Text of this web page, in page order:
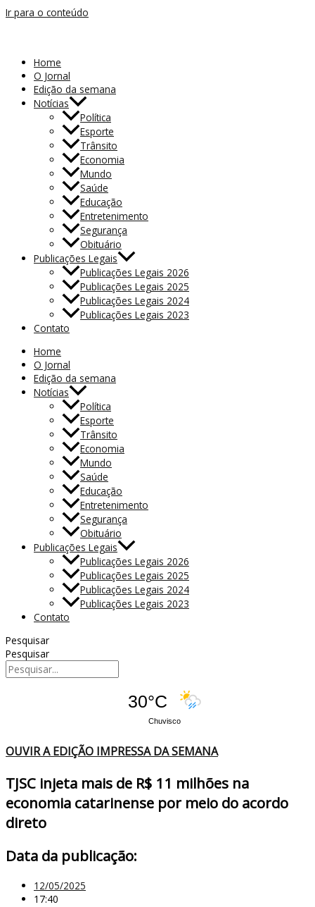
Ir para o conteúdo
Home
O Jornal
Edição da semana
Notícias
Política
Esporte
Trânsito
Economia
Mundo
Saúde
Educação
Entretenimento
Segurança
Obituário
Publicações Legais
Publicações Legais 2026
Publicações Legais 2025
Publicações Legais 2024
Publicações Legais 2023
Contato
Home
O Jornal
Edição da semana
Notícias
Política
Esporte
Trânsito
Economia
Mundo
Saúde
Educação
Entretenimento
Segurança
Obituário
Publicações Legais
Publicações Legais 2026
Publicações Legais 2025
Publicações Legais 2024
Publicações Legais 2023
Contato
Pesquisar
Pesquisar
30°C
Chuvisco
OUVIR A EDIÇÃO IMPRESSA DA SEMANA
TJSC injeta mais de R$ 11 milhões na
economia catarinense por meio do acordo
direto
Data da publicação:
12/05/2025
17:40